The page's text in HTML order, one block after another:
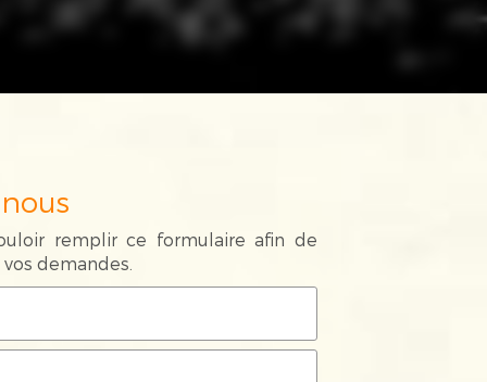
remplir ce formulaire afin de
demandes.